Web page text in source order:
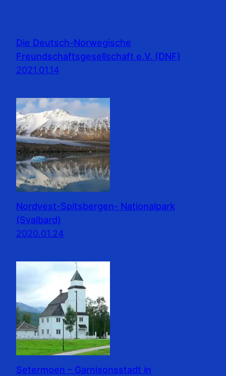
Die Deutsch-Norwegische
Freundschaftsgesellschaft e.V. (DNF)
2021.01.14
Nordvest-Spitsbergen- Nationalpark
(Svalbard)
2020.01.24
Setermoen – Garnisonsstadt in